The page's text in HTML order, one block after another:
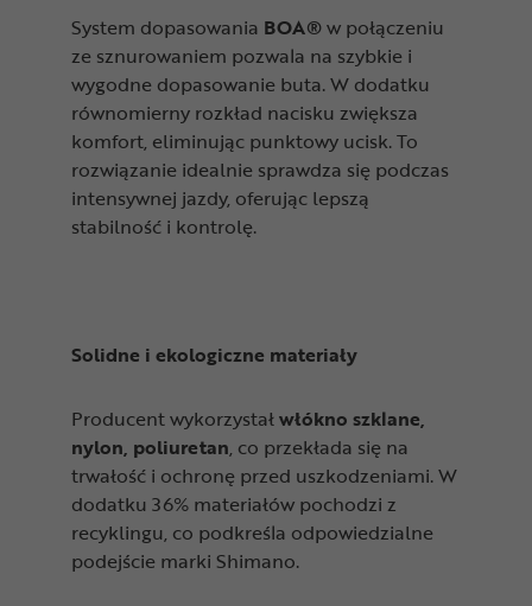
System dopasowania BOA®w połączeniu
ze sznurowaniem pozwala na szybkie i
wygodne dopasowanie buta. W dodatku
równomierny rozkład nacisku zwiększa
komfort, eliminując punktowy ucisk. To
rozwiązanie idealnie sprawdza się podczas
intensywnej jazdy, oferując lepszą
stabilność i kontrolę.
Solidne i ekologiczne materiały
Producent wykorzystałwłókno szklane,
nylon, poliuretan, co przekłada się na
trwałość i ochronę przed uszkodzeniami. W
dodatku 36% materiałów pochodzi z
recyklingu, co podkreśla odpowiedzialne
podejście marki Shimano.